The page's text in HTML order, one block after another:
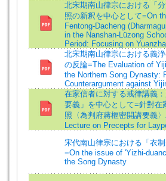
北宋期南山律宗における「
照の新釈を中心として=On
Fentong-Dacheng
in the Nanshan-Lüzong
Period: Focusing on
北宋期南山律宗における義
の反論=The Evaluation of
the Northern Song Dynasty:
Counterargument against
在家信者に対する戒律講義
要義」を中心として=針對在
照〈為判府蔣樞密開講要義
Lecture on Precepts for
宋代南山律宗における「衣
=On the issue of 'Yizhi-
the Song Dynasty